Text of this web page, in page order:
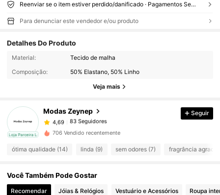
Reenviar se o item estiver perdido/danificado · Pagamentos Seguros · Proteção de privacidade
Para denunciar este vendedor e/ou produto
Detalhes Do Produto
Material:
Tecido de malha
Composição:
50% Elastano, 50% Linho
Veja mais
Loja Parceira Local
Modas Zeynep
83 Seguidores
83 Seguidores
83 Seguidores
e***1pago1 dia atrás
4,69 83 Seguidores
4,69 83 Seguidores
Seguir
706 Vendido recentemente
ótima qualidade (14) linda (9) sem odores (7) fragrância
Você Também Pode Gostar
Recomendar Jóias & Relógios Vestuário e Acessórios Roupa